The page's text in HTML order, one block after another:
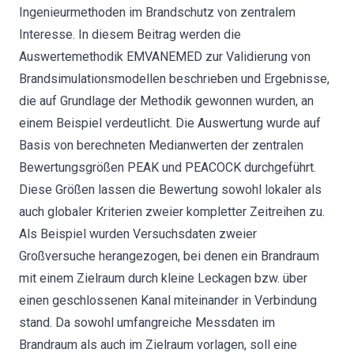
Ingenieurmethoden im Brandschutz von zentralem
Interesse. In diesem Beitrag werden die
Auswertemethodik EMVANEMED zur Validierung von
Brandsimulationsmodellen beschrieben und Ergebnisse,
die auf Grundlage der Methodik gewonnen wurden, an
einem Beispiel verdeutlicht. Die Auswertung wurde auf
Basis von berechneten Medianwerten der zentralen
Bewertungsgrößen PEAK und PEACOCK durchgeführt.
Diese Größen lassen die Bewertung sowohl lokaler als
auch globaler Kriterien zweier kompletter Zeitreihen zu.
Als Beispiel wurden Versuchsdaten zweier
Großversuche herangezogen, bei denen ein Brandraum
mit einem Zielraum durch kleine Leckagen bzw. über
einen geschlossenen Kanal miteinander in Verbindung
stand. Da sowohl umfangreiche Messdaten im
Brandraum als auch im Zielraum vorlagen, soll eine